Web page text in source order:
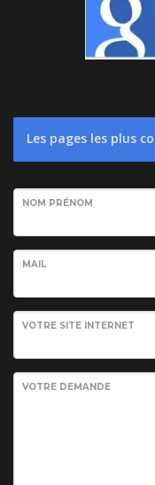
Les pages les plus
NOM PRÉNOM
MAIL
VOTRE SITE INTERNET
VOTRE DEMANDE